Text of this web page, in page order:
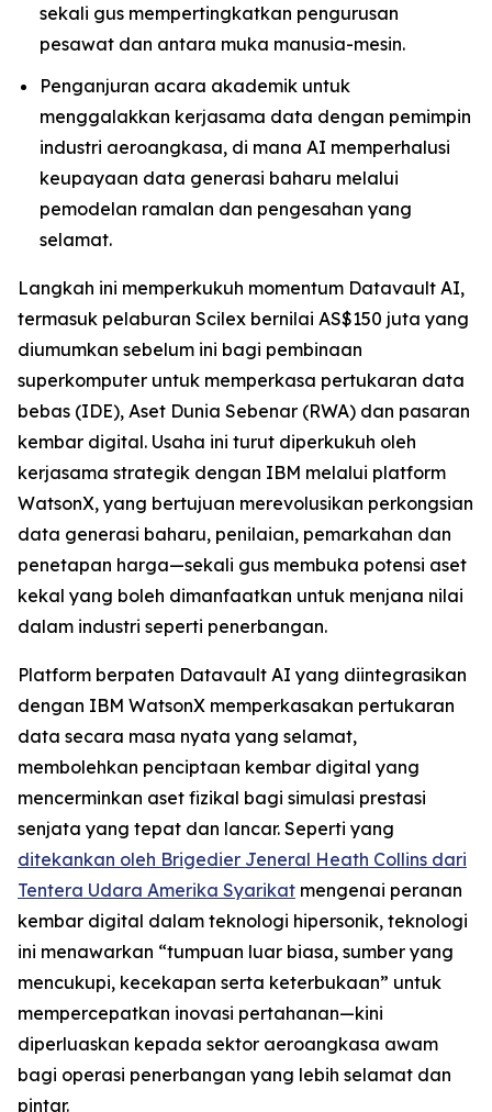
sekali gus mempertingkatkan pengurusan
pesawat dan antara muka manusia-mesin.
Penganjuran acara akademik untuk
menggalakkan kerjasama data dengan pemimpin
industri aeroangkasa, di mana AI memperhalusi
keupayaan data generasi baharu melalui
pemodelan ramalan dan pengesahan yang
selamat.
Langkah ini memperkukuh momentum Datavault AI,
termasuk pelaburan Scilex bernilai AS$150 juta yang
diumumkan sebelum ini bagi pembinaan
superkomputer untuk memperkasa pertukaran data
bebas (IDE), Aset Dunia Sebenar (RWA) dan pasaran
kembar digital. Usaha ini turut diperkukuh oleh
kerjasama strategik dengan IBM melalui platform
WatsonX, yang bertujuan merevolusikan perkongsian
data generasi baharu, penilaian, pemarkahan dan
penetapan harga—sekali gus membuka potensi aset
kekal yang boleh dimanfaatkan untuk menjana nilai
dalam industri seperti penerbangan.
Platform berpaten Datavault AI yang diintegrasikan
dengan IBM WatsonX memperkasakan pertukaran
data secara masa nyata yang selamat,
membolehkan penciptaan kembar digital yang
mencerminkan aset fizikal bagi simulasi prestasi
senjata yang tepat dan lancar. Seperti yang
ditekankan oleh Brigedier Jeneral Heath Collins dari
Tentera Udara Amerika Syarikat mengenai peranan
kembar digital dalam teknologi hipersonik, teknologi
ini menawarkan “tumpuan luar biasa, sumber yang
mencukupi, kecekapan serta keterbukaan” untuk
mempercepatkan inovasi pertahanan—kini
diperluaskan kepada sektor aeroangkasa awam
bagi operasi penerbangan yang lebih selamat dan
pintar.